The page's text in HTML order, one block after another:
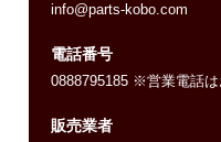
info@parts-kobo.com
電話番号
0888795185 ※営業電話は
販売業者